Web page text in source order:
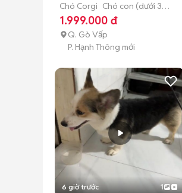
Chó Corgi Chó con (dưới 3
tháng tuổi)
1.999.000 đ
Q. Gò Vấp
P. Hạnh Thông mới
6 giờ trước 1